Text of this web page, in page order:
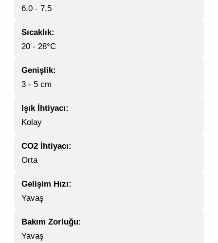
6,0 - 7,5
Sıcaklık:
20 - 28°C
Genişlik:
3 - 5 cm
Işık İhtiyacı:
Kolay
CO2 İhtiyacı:
Orta
Gelişim Hızı:
Yavaş
Bakım Zorluğu:
Yavaş